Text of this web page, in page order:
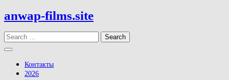
Skip
to
content
anwap-films.site
Search
Open
Button
Контакты
2026